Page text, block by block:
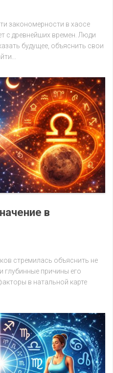
закономерности в хаосе
с древнейших времен. Люди
будущее, объяснить свои
в
стремилась объяснить не
глубинные причины его
в натальной карте